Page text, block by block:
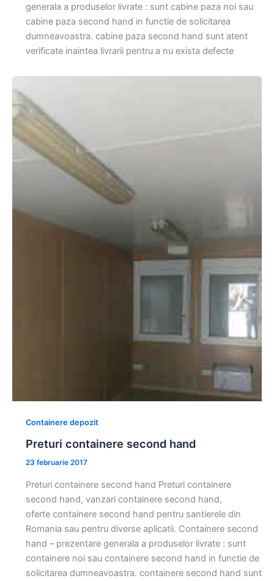
generala a produselor livrate : sunt cabine paza noi sau
cabine paza second hand in functie de solicitarea
dumneavoastra. cabine paza second hand sunt atent
verificate inaintea livrarii pentru a nu exista defecte
Containere depozit
Preturi containere second hand
23 februarie 2017
Preturi containere second hand Preturi containere
second hand, vanzari containere second hand,
oferte containere second hand pentru santierele din
Romania sau pentru diverse aplicatii. Containere second
hand – prezentare generala a produselor livrate : sunt
containere noi sau containere second hand in functie de
solicitarea dumneavoastra. containere second hand sunt